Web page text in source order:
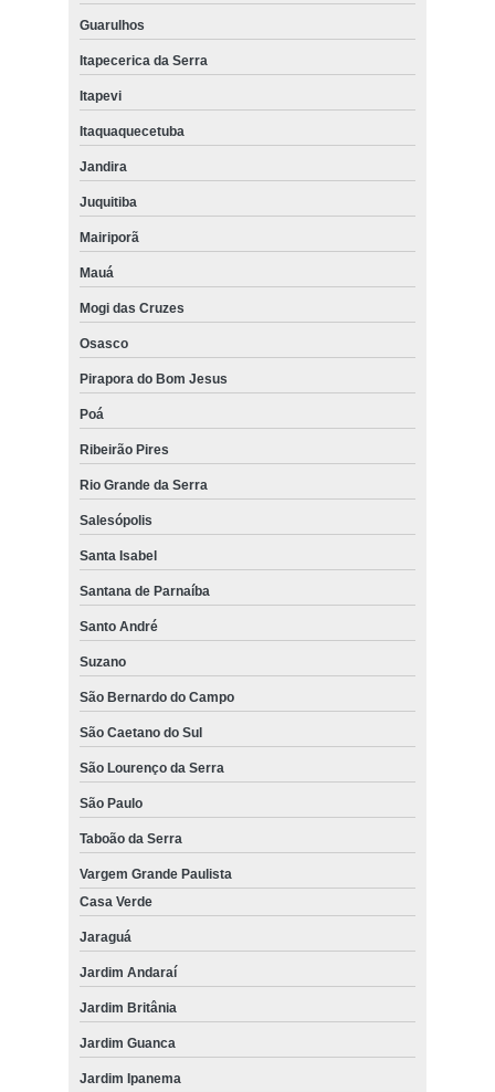
Guarulhos
Itapecerica da Serra
Itapevi
Itaquaquecetuba
Jandira
Juquitiba
Mairiporã
Mauá
Mogi das Cruzes
Osasco
Pirapora do Bom Jesus
Poá
Ribeirão Pires
Rio Grande da Serra
Salesópolis
Santa Isabel
Santana de Parnaíba
Santo André
Suzano
São Bernardo do Campo
São Caetano do Sul
São Lourenço da Serra
São Paulo
Taboão da Serra
Vargem Grande Paulista
Casa Verde
Jaraguá
Jardim Andaraí
Jardim Britânia
Jardim Guanca
Jardim Ipanema